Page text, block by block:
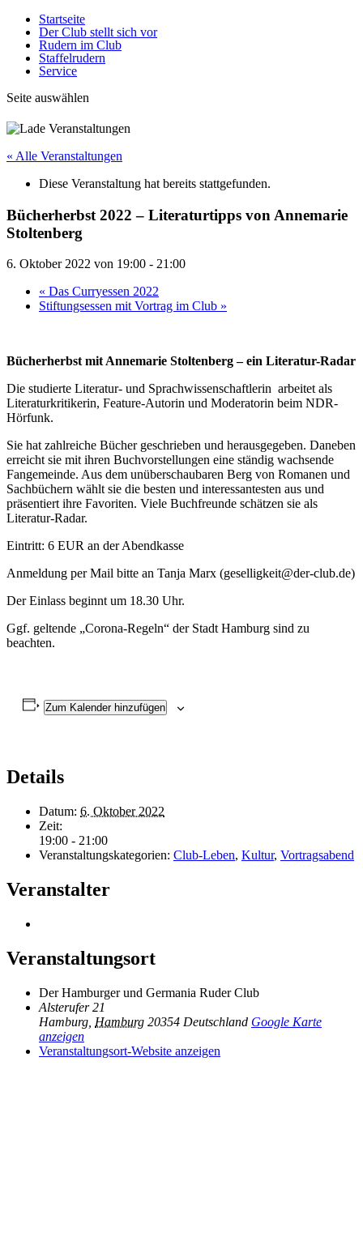
Startseite
Der Club stellt sich vor
Rudern im Club
Staffelrudern
Service
Seite auswählen
« Alle Veranstaltungen
Diese Veranstaltung hat bereits stattgefunden.
Bücherherbst 2022 – Literaturtipps von Annemarie
Stoltenberg
6. Oktober 2022 von 19:00 - 21:00
« Das Curryessen 2022
Stiftungsessen mit Vortrag im Club »
Bücherherbst mit Annemarie Stoltenberg – ein Literatur-Radar
Die studierte Literatur- und Sprachwissenschaftlerin arbeitet als
Literaturkritikerin, Feature-Autorin und Moderatorin beim NDR-
Hörfunk.
Sie hat zahlreiche Bücher geschrieben und herausgegeben. Daneben
erreicht sie mit ihren Buchvorstellungen eine ständig wachsende
Fangemeinde. Aus dem unüberschaubaren Berg von Romanen und
Sachbüchern wählt sie die besten und interessantesten aus und
präsentiert ihre Favoriten. Viele Buchfreunde schätzen sie als
Literatur-Radar.
Eintritt: 6 EUR an der Abendkasse
Anmeldung per Mail bitte an Tanja Marx (geselligkeit@der-club.de)
Der Einlass beginnt um 18.30 Uhr.
Ggf. geltende „Corona-Regeln“ der Stadt Hamburg sind zu
beachten.
Zum Kalender hinzufügen
Details
Datum: 6. Oktober 2022
Zeit:
19:00 - 21:00
Veranstaltungskategorien: Club-Leben, Kultur, Vortragsabend
Veranstalter
Veranstaltungsort
Der Hamburger und Germania Ruder Club
Alsterufer 21
Hamburg Hamburg 20354 Deutschland Google Karte
anzeigen
Veranstaltungsort-Website anzeigen